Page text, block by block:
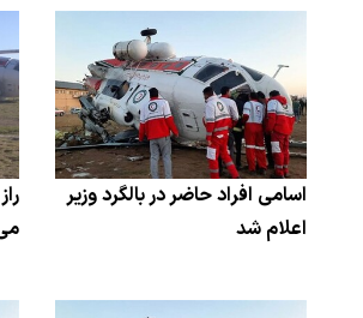
اسامی افراد حاضر در بالگرد وزیر
اعلام شد